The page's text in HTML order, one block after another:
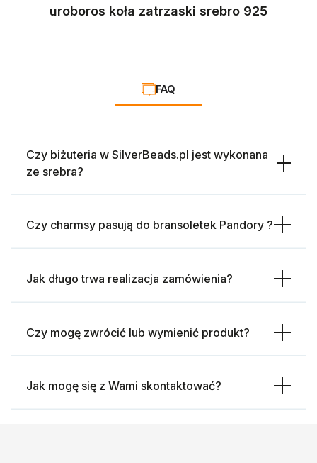
uroboros koła zatrzaski srebro 925
FAQ
Czy biżuteria w SilverBeads.pl jest wykonana
ze srebra?
Czy charmsy pasują do bransoletek Pandory ?
Jak długo trwa realizacja zamówienia?
Czy mogę zwrócić lub wymienić produkt?
Jak mogę się z Wami skontaktować?